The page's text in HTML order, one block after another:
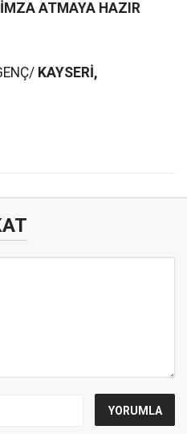
ATMAYA HAZIR
KAYSERİ,